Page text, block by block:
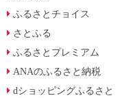
ふるさとチョイス
さとふる
ふるさとプレミアム
ANAのふるさと納税
dショッピングふるさと